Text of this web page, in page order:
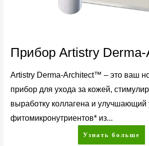
Прибор Artistry
Artistry Derma-Architect™ – это ваш
прибор для ухода за кожей,
выработку коллагена и улучшающий
фитомикронутриентов* из...
Узнать больше